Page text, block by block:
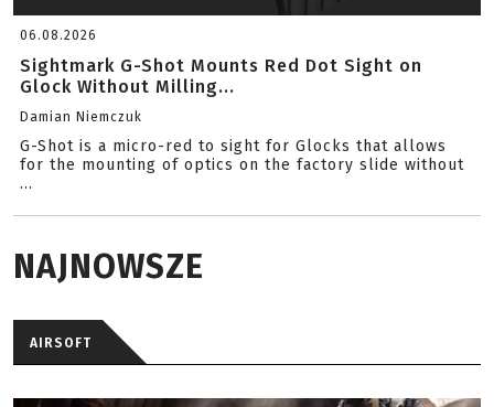
06.08.2026
Sightmark G-Shot Mounts Red Dot Sight on
Glock Without Milling...
Damian Niemczuk
G-Shot is a micro-red to sight for Glocks that allows
for the mounting of optics on the factory slide without
...
NAJNOWSZE
AIRSOFT